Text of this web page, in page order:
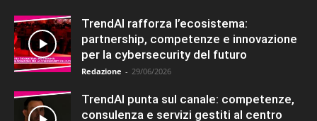
TrendAI rafforza l’ecosistema:
partnership, competenze e innovazione
per la cybersecurity del futuro
Redazione - 29/06/2026
TrendAI punta sul canale: competenze,
consulenza e servizi gestiti al centro